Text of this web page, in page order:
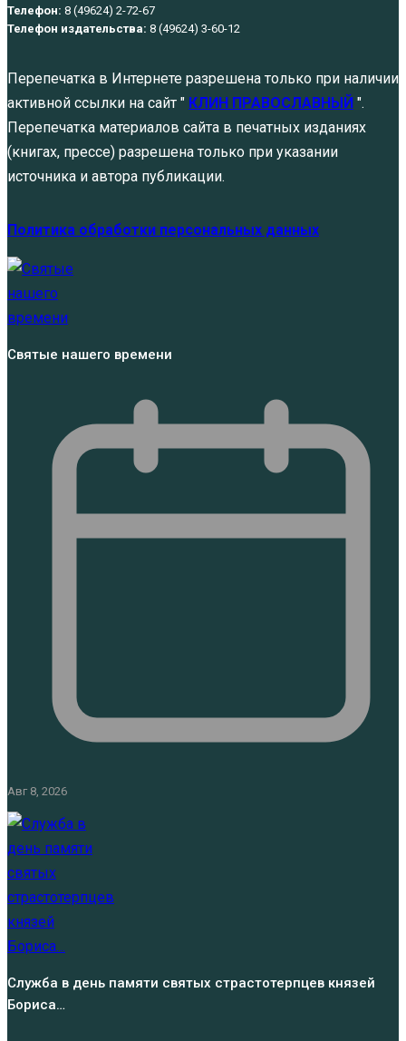
Телефон: 8 (49624) 2-72-67
Телефон издательства: 8 (49624) 3-60-12
Перепечатка в Интернете разрешена только при наличии
активной ссылки на сайт " КЛИН ПРАВОСЛАВНЫЙ ".
Перепечатка материалов сайта в печатных изданиях
(книгах, прессе) разрешена только при указании
источника и автора публикации.
Политика обработки персональных данных
Святые нашего времени
Авг 8, 2026
Служба в день памяти святых страстотерпцев князей
Бориса…